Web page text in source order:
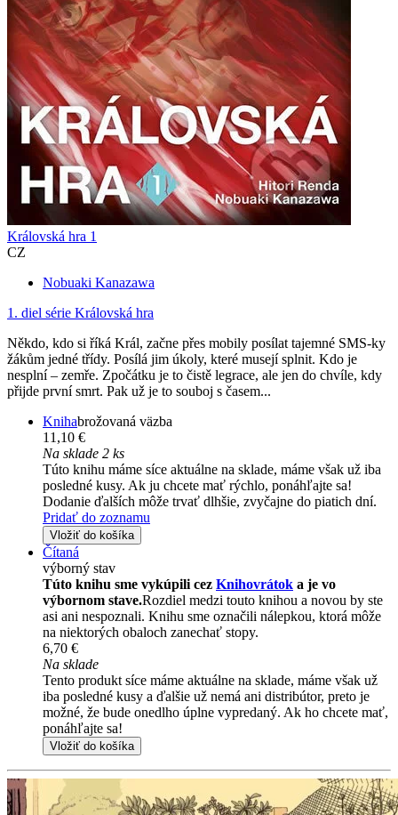
Královská hra 1
CZ
Nobuaki Kanazawa
1. diel série Královská hra
Někdo, kdo si říká Král, začne přes mobily posílat tajemné SMS-ky
žákům jedné třídy. Posílá jim úkoly, které musejí splnit. Kdo je
nesplní – zemře. Zpočátku je to čistě legrace, ale jen do chvíle, kdy
přijde první smrt. Pak už je to souboj s časem...
Knihabrožovaná väzba
11,10 €
Na sklade 2 ks
Túto knihu máme síce aktuálne na sklade, máme však už iba
posledné kusy. Ak ju chcete mať rýchlo, ponáhľajte sa!
Dodanie ďalších môže trvať dlhšie, zvyčajne do piatich dní.
Pridať do zoznamu
Vložiť do košíka
Čítaná
výborný stav
Túto knihu sme vykúpili cez Knihovrátok a je vo
výbornom stave.Rozdiel medzi touto knihou a novou by ste
asi ani nespoznali. Knihu sme označili nálepkou, ktorá môže
na niektorých obaloch zanechať stopy.
6,70 €
Na sklade
Tento produkt síce máme aktuálne na sklade, máme však už
iba posledné kusy a ďalšie už nemá ani distribútor, preto je
možné, že bude onedlho úplne vypredaný. Ak ho chcete mať,
ponáhľajte sa!
Vložiť do košíka